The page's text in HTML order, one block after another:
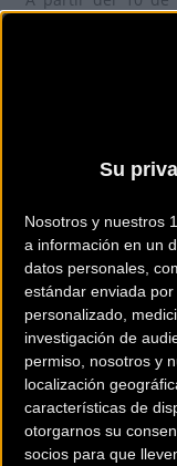
Su
Nosotros y nuestros
a información en un
datos personales,
estándar enviada
personalizado,
investigación de
permiso, nosotros y
localización
características de
otorgarnos su
socios para que
agraciado con una
inscripción, al
finalizado quince
Gran Fondo o
Tendrán de plazo
de febrero. Tras
reasignarán
números
el cupo.
De todo ello se
página web